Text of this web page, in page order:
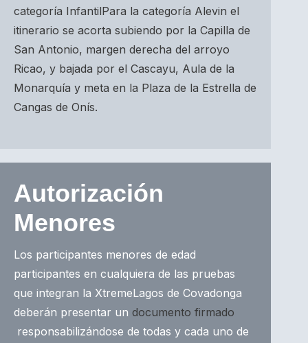
categoría InfantilPara la categoría Alevin el
itinerario se acorta subiendo por la Capilla de
San Antonio, margen derecha del arroyo
Ricao, y bajada por el Cascayu, Aula de la
Monarquía y meta en la Plaza de la Estrella de
Cangas de Onís.
Autorización
Menores
Los participantes menores de edad
participantes en cualquiera de las pruebas
que integran la XtremeLagos de Covadonga
deberán presentar un documento firmado
responsabilizándose de todas y cada uno de